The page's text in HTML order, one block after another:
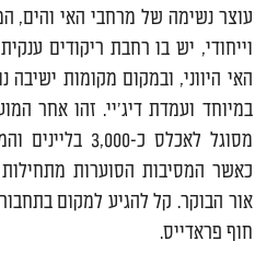
עוצר נשימה של מרחבי האי והים,
וייחודי, יש בו רחבת ריקודים
האי היווני, ובמקום מקומות ישיבה
במיוחד ועמדת דיג'יי. זהו אחר
מסוגל לאכלס כ-
כאשר המסיבות הסוערות
אור הבוקר. קל להגיע למקום
חוף פראדייס.